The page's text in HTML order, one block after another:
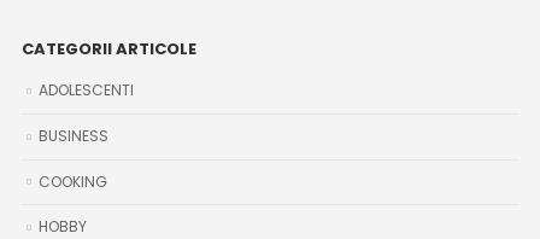
CATEGORII ARTICOLE
ADOLESCENTI
BUSINESS
COOKING
HOBBY